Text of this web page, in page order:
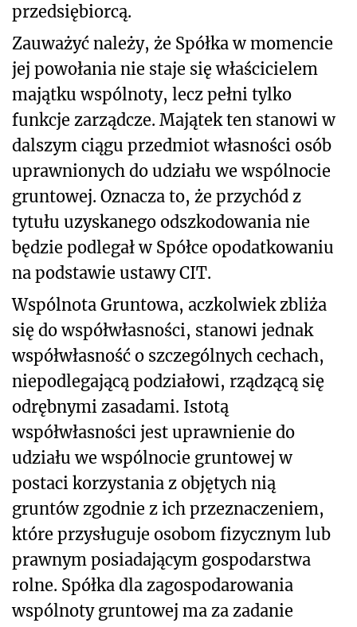
przedsiębiorcą.
Zauważyć należy, że Spółka w momencie
jej powołania nie staje się właścicielem
majątku wspólnoty, lecz pełni tylko
funkcje zarządcze. Majątek ten stanowi w
dalszym ciągu przedmiot własności osób
uprawnionych do udziału we wspólnocie
gruntowej. Oznacza to, że przychód z
tytułu uzyskanego odszkodowania nie
będzie podlegał w Spółce opodatkowaniu
na podstawie ustawy CIT.
Wspólnota Gruntowa, aczkolwiek zbliża
się do współwłasności, stanowi jednak
współwłasność o szczególnych cechach,
niepodlegającą podziałowi, rządzącą się
odrębnymi zasadami. Istotą
współwłasności jest uprawnienie do
udziału we wspólnocie gruntowej w
postaci korzystania z objętych nią
gruntów zgodnie z ich przeznaczeniem,
które przysługuje osobom fizycznym lub
prawnym posiadającym gospodarstwa
rolne. Spółka dla zagospodarowania
wspólnoty gruntowej ma za zadanie